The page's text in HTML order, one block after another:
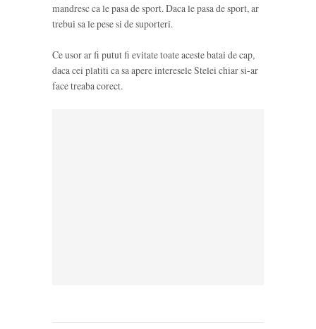
mandresc ca le pasa de sport. Daca le pasa de sport, ar
trebui sa le pese si de suporteri.
Ce usor ar fi putut fi evitate toate aceste batai de cap,
daca cei platiti ca sa apere interesele Stelei chiar si-ar
face treaba corect.